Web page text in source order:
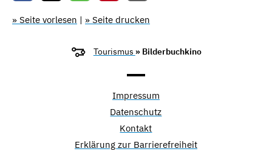
» Seite vorlesen | » Seite drucken
Tourismus » Bilderbuchkino
Impressum
Datenschutz
Kontakt
Erklärung zur Barrierefreiheit